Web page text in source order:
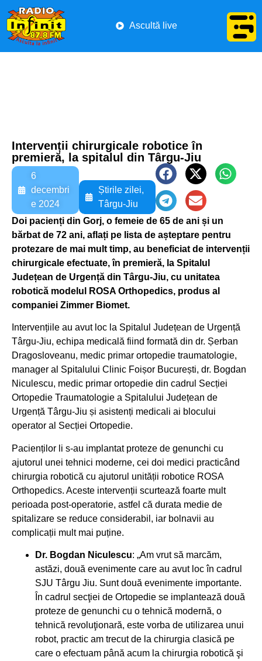
Ascultă live
Intervenții chirurgicale robotice în
premieră, la spitalul din Târgu-Jiu
6
decembri
e 2024
Știrile zilei,
Târgu-Jiu
Doi pacienți din Gorj, o femeie de 65 de ani și un
bărbat de 72 ani, aflați pe lista de așteptare pentru
protezare de mai mult timp, au beneficiat de intervenții
chirurgicale efectuate, în premieră, la Spitalul
Județean de Urgență din Târgu-Jiu, cu unitatea
robotică modelul ROSA Orthopedics, produs al
companiei Zimmer Biomet.
Intervențiile au avut loc la Spitalul Județean de Urgență
Târgu-Jiu, echipa medicală fiind formată din dr. Șerban
Dragosloveanu, medic primar ortopedie traumatologie,
manager al Spitalului Clinic Foișor București, dr. Bogdan
Niculescu, medic primar ortopedie din cadrul Secției
Ortopedie Traumatologie a Spitalului Județean de
Urgență Târgu-Jiu și asistenți medicali ai blocului
operator al Secției Ortopedie.
Pacienților li s-au implantat proteze de genunchi cu
ajutorul unei tehnici moderne, cei doi medici practicând
chirurgia robotică cu ajutorul unității robotice ROSA
Orthopedics. Aceste intervenții scurtează foarte mult
perioada post-operatorie, astfel că durata medie de
spitalizare se reduce considerabil, iar bolnavii au
complicații mult mai puține.
Dr. Bogdan Niculescu: „Am vrut să marcăm,
astăzi, două evenimente care au avut loc în cadrul
SJU Târgu Jiu. Sunt două evenimente importante.
În cadrul secţiei de Ortopedie se implantează două
proteze de genunchi cu o tehnică modernă, o
tehnică revoluţionară, este vorba de utilizarea unui
robot, practic am trecut de la chirurgia clasică pe
care o efectuam până acum la chirurgia robotică şi